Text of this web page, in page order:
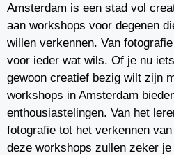
Amsterdam is een stad vol
aan workshops voor degenen
willen verkennen. Van
voor ieder wat wils. Of je nu
gewoon creatief bezig wilt zijn
workshops in Amsterdam
enthousiastelingen. Van het
fotografie tot het verkennen
deze workshops zullen zeker